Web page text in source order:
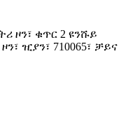
ዞን፣ ቁጥር 2 ዩንሹይ
ዢያን፣ 710065፣ ቻይና